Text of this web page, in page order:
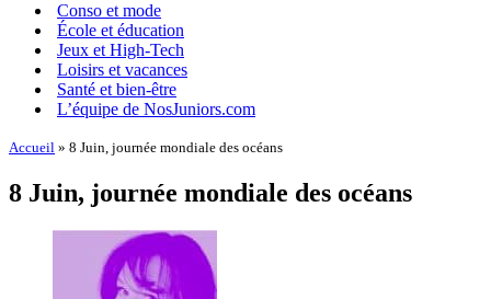
navigationConso et mode
École et éducation
Jeux et High-Tech
Loisirs et vacances
Santé et bien-être
L’équipe de NosJuniors.com
Accueil » 8 Juin, journée mondiale des océans
8 Juin, journée mondiale des océans